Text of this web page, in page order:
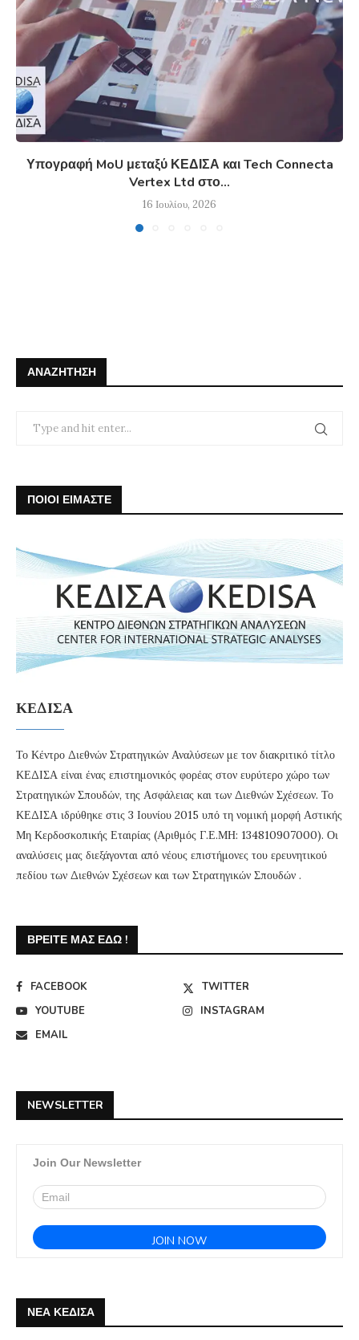
Υπογραφή MoU μεταξύ ΚΕΔΙΣΑ και Tech Connecta
Vertex Ltd στο...
16 Ιουλίου, 2026
ΑΝΑΖΉΤΗΣΗ
ΠΟΙΟΙ ΕΙΜΑΣΤΕ
ΚΕΔΙΣΑ
Το Κέντρο Διεθνών Στρατηγικών Αναλύσεων με τον διακριτικό τίτλο
ΚΕΔΙΣΑ είναι ένας επιστημονικός φορέας στον ευρύτερο χώρο των
Στρατηγικών Σπουδών, της Ασφάλειας και των Διεθνών Σχέσεων. Το
ΚΕΔΙΣΑ ιδρύθηκε στις 3 Ιουνίου 2015 υπό τη νομική μορφή Αστικής
Μη Κερδοσκοπικής Εταιρίας (Αριθμός Γ.Ε.ΜΗ: 134810907000). Οι
αναλύσεις μας διεξάγονται από νέους επιστήμονες του ερευνητικού
πεδίου των Διεθνών Σχέσεων και των Στρατηγικών Σπουδών .
ΒΡΕΊΤΕ ΜΑΣ ΕΔΏ !
FACEBOOK
TWITTER
YOUTUBE
INSTAGRAM
EMAIL
NEWSLETTER
Join Our Newsletter
ΝΕΑ ΚΕΔΙΣΑ